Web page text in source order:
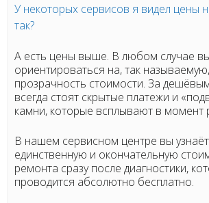
У некоторых сервисов я видел цены
так?
А есть цены выше. В любом случае
ориентироваться на, так называемую,
прозрачность стоимости. За
всегда стоят скрытые платежи и
камни, которые всплывают в момент
В нашем сервисном центре вы
единственную и окончательную
ремонта сразу после диагностики,
проводится абсолютно бесплатно.